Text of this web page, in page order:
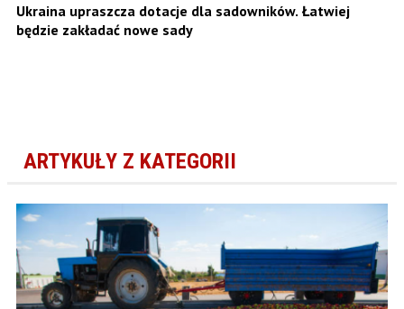
Ukraina upraszcza dotacje dla sadowników. Łatwiej
będzie zakładać nowe sady
ARTYKUŁY Z KATEGORII